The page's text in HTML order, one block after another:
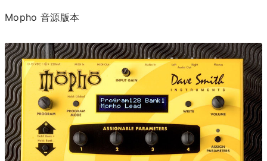
Mopho 音源版本